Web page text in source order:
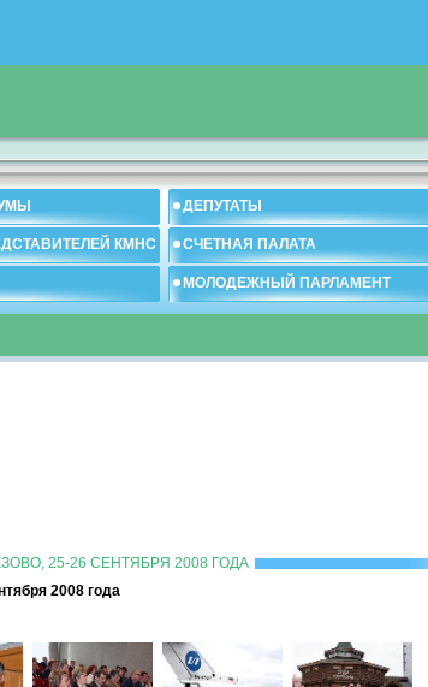
ДЕПУТАТЫ
КМНС СЧЕТНАЯ ПАЛАТА
МОЛОДЕЖНЫЙ ПАРЛАМЕНТ
25-26 СЕНТЯБРЯ 2008 ГОДА
2008 года